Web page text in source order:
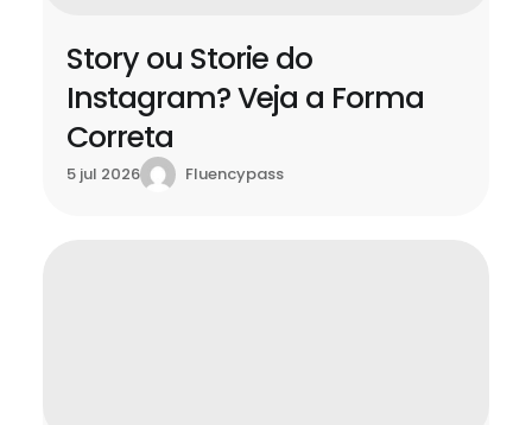
Story ou Storie do
Instagram? Veja a Forma
Correta
Fluencypass
5 jul 2026